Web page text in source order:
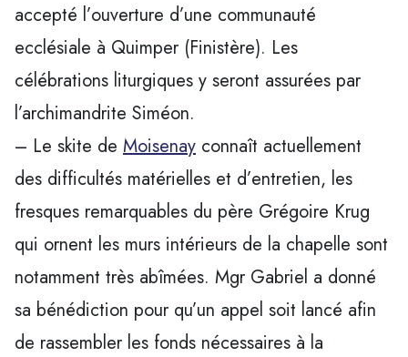
accepté l’ouverture d’une communauté
ecclésiale à Quimper (Finistère). Les
célébrations liturgiques y seront assurées par
l’archimandrite Siméon.
– Le skite de Moisenay connaît actuellement
des difficultés matérielles et d’entretien, les
fresques remarquables du père Grégoire Krug
qui ornent les murs intérieurs de la chapelle sont
notamment très abîmées. Mgr Gabriel a donné
sa bénédiction pour qu’un appel soit lancé afin
de rassembler les fonds nécessaires à la